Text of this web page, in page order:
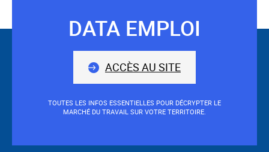
Suivez-DATA EMPLOI
ACCÈS AU SITE
TOUTES LES INFOS ESSENTIELLES POUR DÉCRYPTER LE
MARCHÉ DU TRAVAIL SUR VOTRE TERRITOIRE.